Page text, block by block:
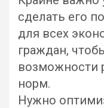
сделать его
для всех
граждан,
возможности
норм.
Нужно